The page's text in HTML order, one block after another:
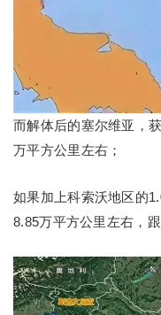
而解体后的塞尔维亚，
万平方公里左右；
如果加上科索沃地区的
8.85万平方公里左右，